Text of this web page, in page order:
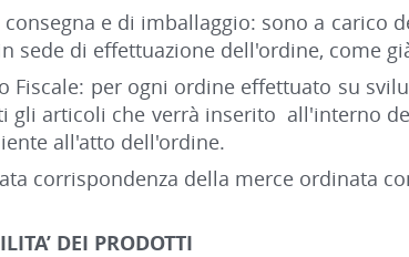
consegna e di imballaggio: sono a carico
sede di effettuazione dell'ordine, come
Fiscale: per ogni ordine effettuato su
gli articoli che verrà inserito all'interno
all'atto dell'ordine.
corrispondenza della merce ordinata
DEI PRODOTTI